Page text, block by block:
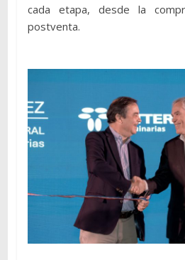
cada etapa, desde la
postventa.